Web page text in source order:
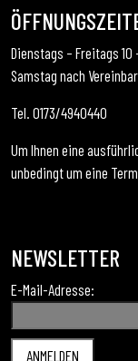
Dienstags – Freitags 10
Samstag nach
Tel. 0173/4940440
Um Ihnen eine
unbedingt um eine
NEWSLETTER
E-Mail-Adresse: